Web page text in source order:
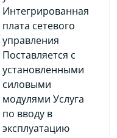
Интегрированная
плата сетевого
управления
Поставляется с
установленными
силовыми
модулями Услуга
по вводу в
эксплуатацию